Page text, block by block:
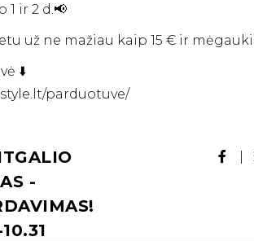
1 ir 2 d.📢
už ne mažiau kaip 15 € ir
⬇️
parduotuve/
-